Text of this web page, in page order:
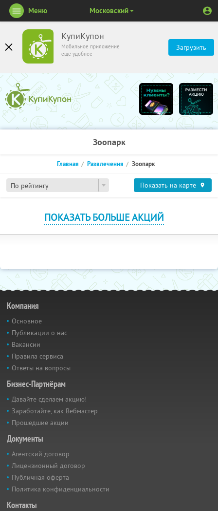
КупиКупон
Мобильное приложение
ещё удобнее
Загрузить
Меню Московский
Зоопарк
По рейтингу
Главная Развлечения Зоопарк
Показать на карте
ПОКАЗАТЬ БОЛЬШЕ АКЦИЙ
Компания
Основное
Публикации о нас
Вакансии
Правила сервиса
Ответы на вопросы
Бизнес-Партнёрам
Давайте сделаем акцию!
Заработайте, как Вебмастер
Прошедшие акции
Документы
Агентский договор
Лицензионный договор
Публичная оферта
Политика конфиденциальности
Контакты